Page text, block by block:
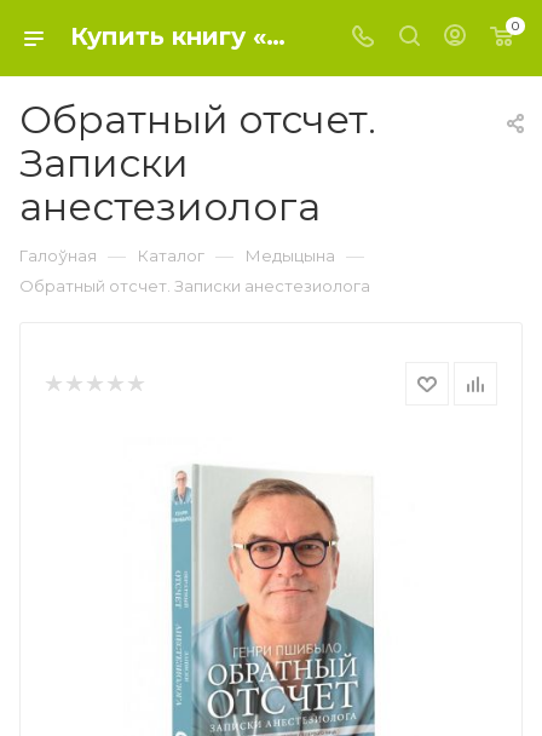
Купить книгу «Обратный отсчет. Записки анестезиолога» 2019, Пшибыло Г. - Медицина 0
Обратный отсчет.
Записки
анестезиолога
Галоўная — Каталог — Медыцына —
Обратный отсчет. Записки анестезиолога